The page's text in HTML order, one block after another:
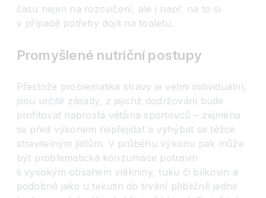
času nejen na rozcvičení, ale i např. na to si
v případě potřeby dojít na toaletu.
Promyšlené nutriční postupy
Přestože problematika stravy je velmi individuální,
jsou určité zásady, z jejichž dodržování bude
profitovat naprostá většina sportovců – zejména
se před výkonem nepřejídat a vyhýbat se těžce
stravitelným jídlům. V průběhu výkonu pak může
být problematická konzumace potravin
s vysokým obsahem vlákniny, tuku či bílkovin a
podobně jako u tekutin do trvání přibližně jedné